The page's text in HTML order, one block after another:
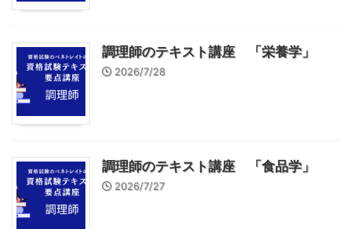
調理師のテキスト講座 「栄養学」
2026/7/28
調理師のテキスト講座 「食品学」
2026/7/27